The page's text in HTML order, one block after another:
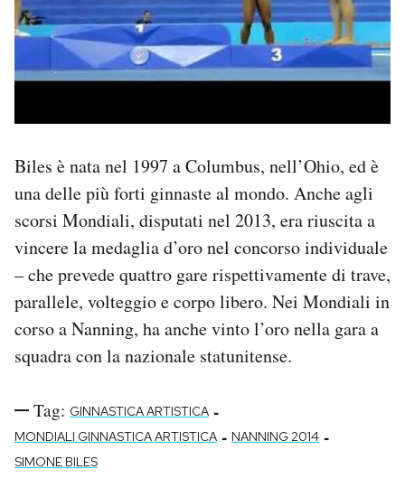
Biles è nata nel 1997 a Columbus, nell’Ohio, ed è
una delle più forti ginnaste al mondo. Anche agli
scorsi Mondiali, disputati nel 2013, era riuscita a
vincere la medaglia d’oro nel concorso individuale
– che prevede quattro gare rispettivamente di trave,
parallele, volteggio e corpo libero. Nei Mondiali in
corso a Nanning, ha anche vinto l’oro nella gara a
squadra con la nazionale statunitense.
Tag: GINNASTICA ARTISTICA -
MONDIALI GINNASTICA ARTISTICA - NANNING 2014 -
SIMONE BILES